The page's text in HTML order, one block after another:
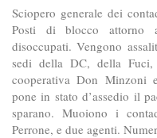
Sciopero generale dei
Posti di blocco attorno
disoccupati. Vengono
sedi della DC, della
cooperativa Don Minzoni
pone in stato d’assedio il
sparano. Muoiono i
Perrone, e due agenti.